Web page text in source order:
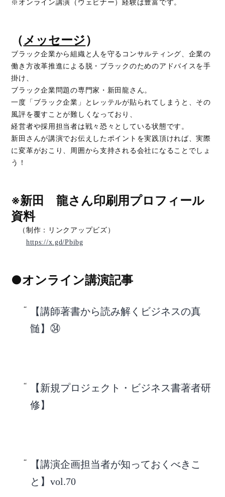
※オンライン講演（ウェビナー）経験は豊富です。
（メッセージ）
ブラック企業から組織と人を守るコンサルティング、企業の
働き方改革推進による脱・ブラックのためのアドバイスを手
掛け、
ブラック企業問題の専門家・新田龍さん。
一度「ブラック企業」とレッテルが貼られてしまうと、その
風評を覆すことが難しくなっており、
経営者や採用担当者は戦々恐々としている状態です。
新田さんが講演でお伝えしたポイントを実践頂ければ、実際
に変革がおこり、周囲から支持される会社になることでしょ
う！
※新田 龍さん印刷用プロフィール
資料
（制作：リンクアップビズ）
https://x.gd/Pbibg
●オンライン講演記事
【講師著書から読み解くビジネスの真
髄】㉞
【新規プロジェクト・ビジネス書著者研
修】
【講演企画担当者が知っておくべきこ
と】vol.70